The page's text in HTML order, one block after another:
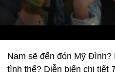
Nam sẽ đến đón Mỹ
tình thế? Diễn biến chi tiết